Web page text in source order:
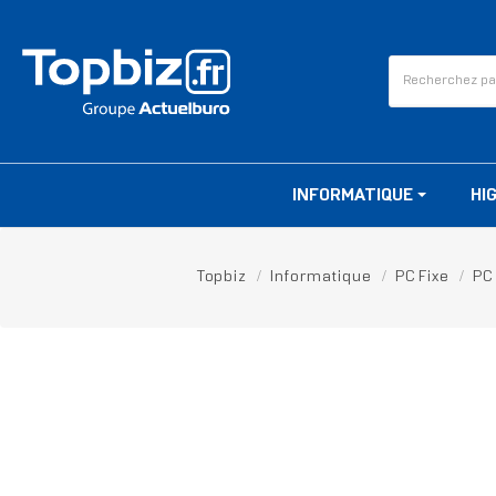
INFORMATIQUE
Topbiz Informatique PC Fixe